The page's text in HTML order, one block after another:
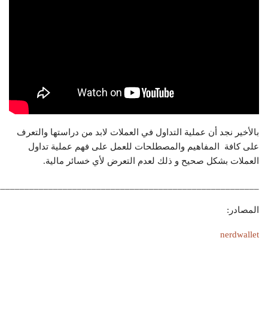
بالأخير نجد أن عملية التداول في العملات لابد من دراستها والتعرف
على كافة المفاهيم والمصطلحات للعمل على فهم عملية تداول
العملات بشكل صحيح و ذلك لعدم التعرض لأي خسائر مالية.
المصادر:
nerdwallet